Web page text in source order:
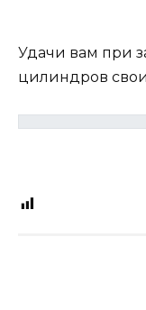
Удачи вам при
цилиндров